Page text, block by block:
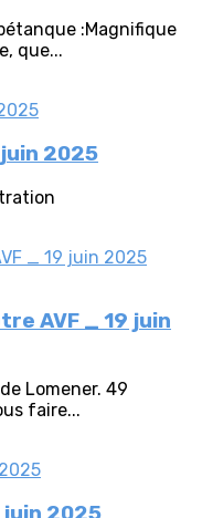
:Magnifique
que...
2025
AVF _ 19 juin
Lomener. 49
faire...